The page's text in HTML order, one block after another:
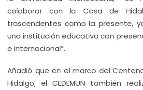
colaborar con la Casa de
trascendentes como la presente,
una institución educativa con
e internacional”.
Añadió que en el marco del
Hidalgo, el CEDEMUN también